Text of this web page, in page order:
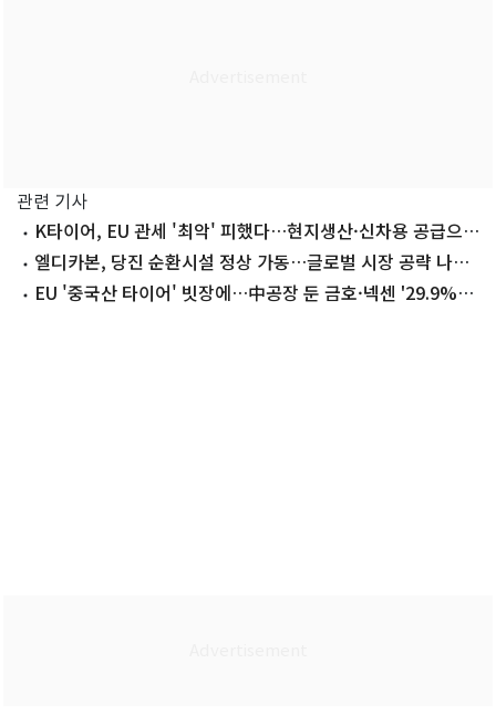
관련 기사
K타이어, EU 관세 '최악' 피했다…현지생산·신차용 공급으
로 돌파
엘디카본, 당진 순환시설 정상 가동…글로벌 시장 공략 나선
다 EU '중국산 타이어' 빗장에…中공장 둔 금호·넥센 '29.9%